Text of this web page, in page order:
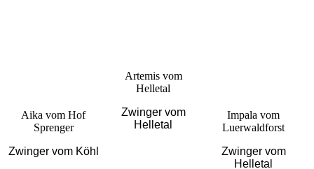
Aika vom Hof
Sprenger
Zwinger vom Köhl
Artemis vom
Helletal
Zwinger vom
Helletal
Impala vom
Luerwaldforst
Zwinger vom
Helletal